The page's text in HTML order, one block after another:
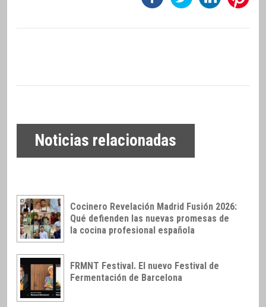
Noticias relacionadas
Cocinero Revelación Madrid Fusión 2026:
Qué defienden las nuevas promesas de
la cocina profesional española
FRMNT Festival. El nuevo Festival de
Fermentación de Barcelona